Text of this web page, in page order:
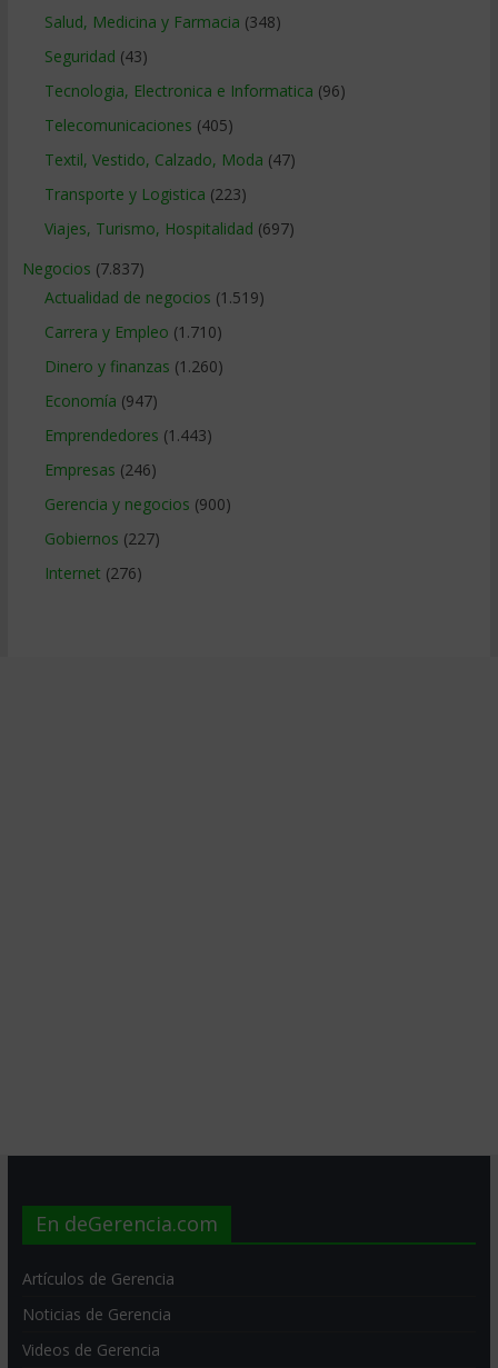
Salud, Medicina y Farmacia (348)
Seguridad (43)
Tecnologia, Electronica e Informatica (96)
Telecomunicaciones (405)
Textil, Vestido, Calzado, Moda (47)
Transporte y Logistica (223)
Viajes, Turismo, Hospitalidad (697)
Negocios (7.837)
Actualidad de negocios (1.519)
Carrera y Empleo (1.710)
Dinero y finanzas (1.260)
Economía (947)
Emprendedores (1.443)
Empresas (246)
Gerencia y negocios (900)
Gobiernos (227)
Internet (276)
En deGerencia.com
Artículos de Gerencia
Noticias de Gerencia
Videos de Gerencia